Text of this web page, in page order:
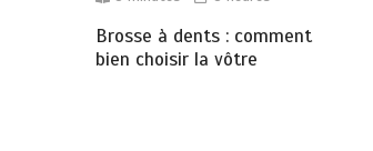
Brosse à dents : comment
bien choisir la vôtre